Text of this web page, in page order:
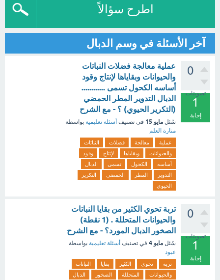
اطرح سؤالاً
آخر الأسئلة في وسم الدبال
0
تصويتات
1
إجابة
عملية معالجة فضلات النباتات
والحيوانات وبقاياها لإنتاج وقود
أساسه الكحول تسمى ............
الدبال التدوير المطر الحمضي
(التكرير الحيوي) ؟ - مع الشرح
سُئل مايو 15 في تصنيف أسئلة تعليمية بواسطة
منارة العلم
عملية معالجة فضلات
النباتات
والحيوانات
وبقاياها لإنتاج
وقود
أساسه
الكحول تسمى
الدبال
التدوير
المطر الحمضي
التكرير
الحيوي
0
تصويتات
1
إجابة
تربة تحوي الكثير من بقايا النباتات
والحيوانات المتحللة . (1 نقطة)
الصخور الدبال المورد؟ - مع الشرح
سُئل مايو 4 في تصنيف أسئلة تعليمية بواسطة
عبود
تربة تحوي الكثير بقايا
النباتات
والحيوانات
المتحللة الصخور
الدبال